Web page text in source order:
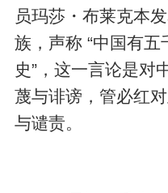
员玛莎・布莱克本
族，声称 “中国有
史”，这一言论是对
蔑与诽谤，管必红
与谴责。